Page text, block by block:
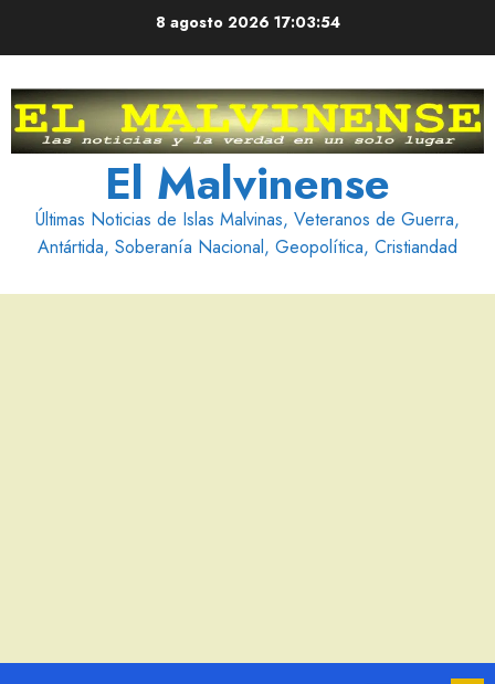
8 agosto 2026 17:03:55
El Malvinense
Últimas Noticias de Islas Malvinas, Veteranos de Guerra,
Antártida, Soberanía Nacional, Geopolítica, Cristiandad